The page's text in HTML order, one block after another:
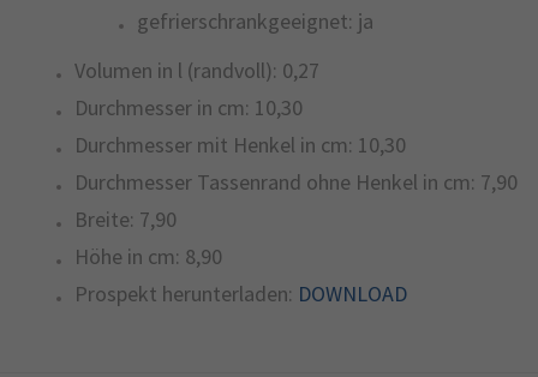
gefrierschrankgeeignet: ja
Volumen in l (randvoll): 0,27
Durchmesser in cm: 10,30
Durchmesser mit Henkel in cm: 10,30
Durchmesser Tassenrand ohne Henkel in cm: 7,90
Breite: 7,90
Höhe in cm: 8,90
Prospekt herunterladen: DOWNLOAD